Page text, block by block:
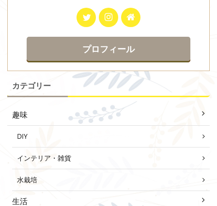
プロフィール
カテゴリー
趣味
DIY
インテリア・雑貨
水栽培
生活